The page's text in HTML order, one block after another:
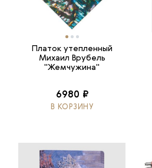
Платок утепленный
Михаил Врубель
"Жемчужина"
6980 ₽
В КОРЗИНУ